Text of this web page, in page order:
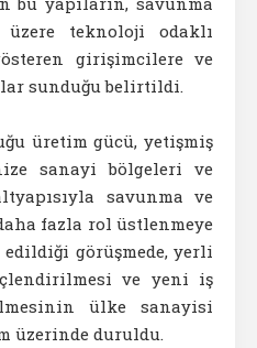
teknoloji odaklı
girişimcilere ve
sunduğu belirtildi.
üretim gücü, yetişmiş
sanayi bölgeleri ve
savunma ve
fazla rol üstlenmeye
görüşmede, yerli
ve yeni iş
ülke sanayisi
üzerinde duruldu.